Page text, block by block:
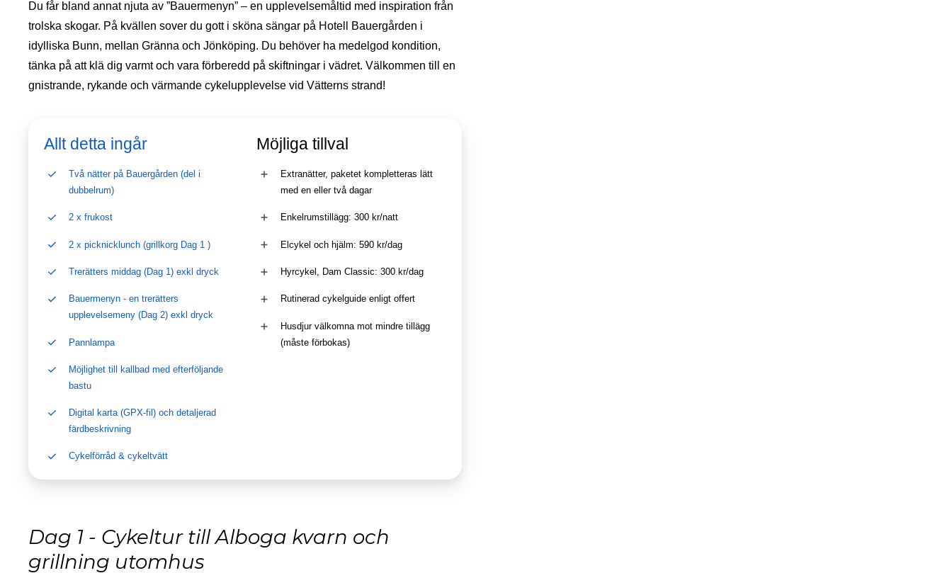
Du får bland annat njuta av ”Bauermenyn” – en upplevelsemåltid med inspiration från
trolska skogar. På kvällen sover du gott i sköna sängar på Hotell Bauergården i
idylliska Bunn, mellan Gränna och Jönköping. Du behöver ha medelgod kondition,
tänka på att klä dig varmt och vara förberedd på skiftningar i vädret. Välkommen till en
gnistrande, rykande och värmande cykelupplevelse vid Vätterns strand!
Allt detta ingår
Två nätter på Bauergården (del i
dubbelrum)
2 x frukost
2 x picknicklunch (grillkorg Dag 1 )
Trerätters middag (Dag 1) exkl dryck
Bauermenyn - en trerätters
upplevelsemeny (Dag 2) exkl dryck
Pannlampa
Möjlighet till kallbad med efterföljande
bastu
Digital karta (GPX-fil) och detaljerad
färdbeskrivning
Cykelförråd & cykeltvätt
Möjliga tillval
Extranätter, paketet kompletteras lätt
med en eller två dagar
Enkelrumstillägg: 300 kr/natt
Elcykel och hjälm: 590 kr/dag
Hyrcykel, Dam Classic: 300 kr/dag
Rutinerad cykelguide enligt offert
Husdjur välkomna mot mindre tillägg
(måste förbokas)
Dag 1 - Cykeltur till Alboga kvarn och
grillning utomhus